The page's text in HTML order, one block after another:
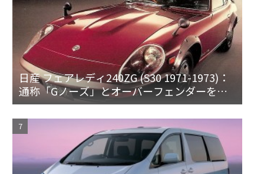
日産 フェアレディ240ZG (S30 1971-1973)：
通称「Gノーズ」とオーバーフェンダーを装
備した特別なZ